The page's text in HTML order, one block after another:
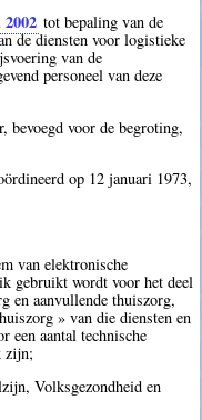
tot bepaling van de
de diensten voor logistieke
van de
personeel van deze
bevoegd voor de begroting,
op 12 januari 1973,
van elektronische
gebruikt wordt voor het deel
en aanvullende thuiszorg,
» van die diensten en
een aantal technische
zijn;
Volksgezondheid en